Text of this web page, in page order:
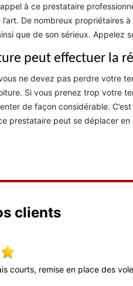
à ce prestataire
De nombreux propriétaires
que de son sérieux. Appelez
peut effectuer la
ne devez pas perdre votre
Si vous prenez trop votre
de façon considérable.
prestataire peut se déplacer
clients
courts, remise en place des